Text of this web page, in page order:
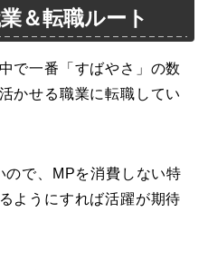
＆転職ルート
で一番「すばやさ」の数
かせる職業に転職してい
で、MPを消費しない特
ようにすれば活躍が期待